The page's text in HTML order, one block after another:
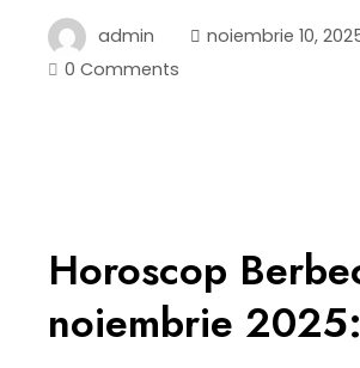
admin
noiembrie 10,
0 Comments
Horoscop
noiembrie 2025: